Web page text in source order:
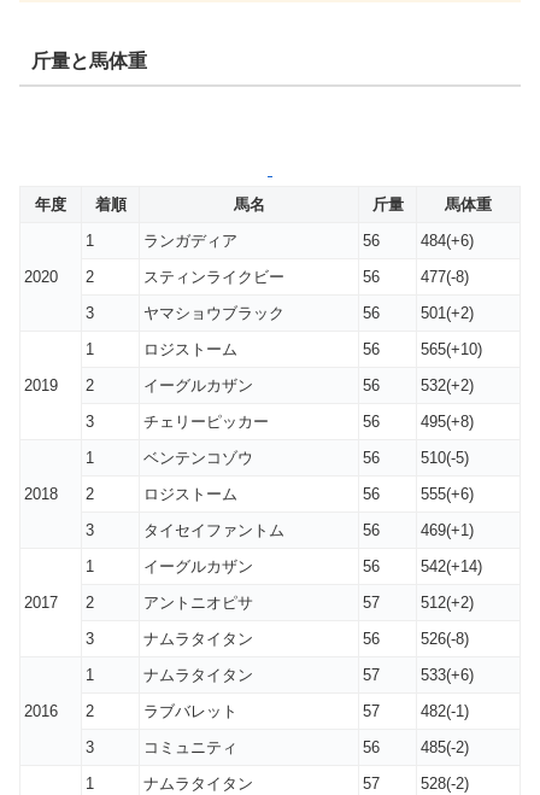
斤量と馬体重
年度 着順 馬名 斤量 馬体重
2020
1 ランガディア 56
484(+6)
2
スティンライクビー 56
477(-8)
3
ヤマショウブラック 56 501(+2)
2019
1 ロジストーム 56
565(+10)
2
イーグルカザン 56
532(+2)
3
チェリーピッカー 56 495(+8)
2018
1 ベンテンコゾウ 56
510(-5)
2
ロジストーム 56
555(+6)
3
タイセイファントム 56 469(+1)
2017
1 イーグルカザン 56
542(+14)
2
アントニオピサ 57
512(+2)
3
ナムラタイタン 56 526(-8)
2016
1 ナムラタイタン 57
533(+6)
2
ラブバレット 57
482(-1)
3
コミュニティ 56 485(-2)
1 ナムラタイタン 57
528(-2)